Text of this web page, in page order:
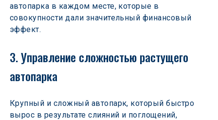
автопарка в каждом месте, которые в
совокупности дали значительный финансовый
эффект.
3. Управление сложностью растущего
автопарка
Крупный и сложный автопарк, который быстро
вырос в результате слияний и поглощений,